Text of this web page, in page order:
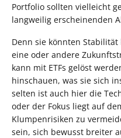
Portfolio sollten vielleicht
langweilig erscheinenden
Denn sie könnten
eine oder andere
kann mit ETFs gelöst
hinschauen, was sie sich
selten ist auch hier die
oder der Fokus liegt auf
Klumpenrisiken zu
sein, sich bewusst breiter